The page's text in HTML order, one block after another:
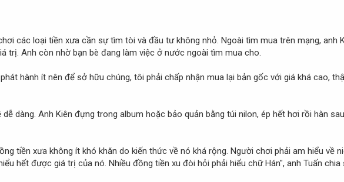
các loại tiền xưa cần sự tìm tòi và đầu tư không nhỏ. Ngoài tìm mua trên mạng, anh
trị. Anh còn nhờ bạn bè đang làm việc ở nước ngoài tìm mua cho.
hành ít nên để sở hữu chúng, tôi phải chấp nhận mua lại bản gốc với giá khá cao,
dàng. Anh Kiên đựng trong album hoặc bảo quản bằng túi nilon, ép hết hơi rồi hàn
tiền xưa không ít khó khăn do kiến thức về nó khá rộng. Người chơi phải am hiểu về
hết được giá trị của nó. Nhiều đồng tiền xu đòi hỏi phải hiểu chữ Hán", anh Tuấn chia